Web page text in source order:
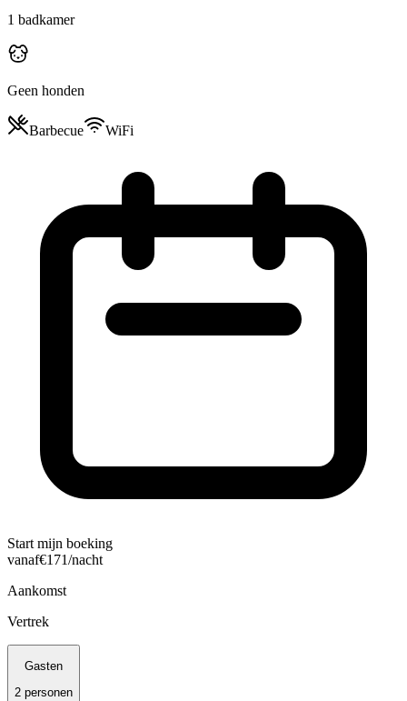
1 badkamer
Geen honden
Barbecue WiFi
Start mijn boeking
vanaf€171/nacht
Aankomst
Vertrek
Gasten
2 personen